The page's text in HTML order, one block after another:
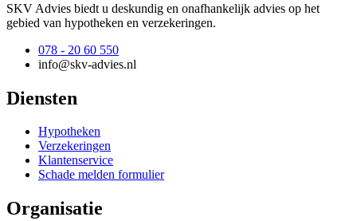
SKV Advies biedt u deskundig en onafhankelijk advies op het
gebied van hypotheken en verzekeringen.
078 - 20 60 550
info@skv-advies.nl
Diensten
Hypotheken
Verzekeringen
Klantenservice
Schade melden formulier
Organisatie